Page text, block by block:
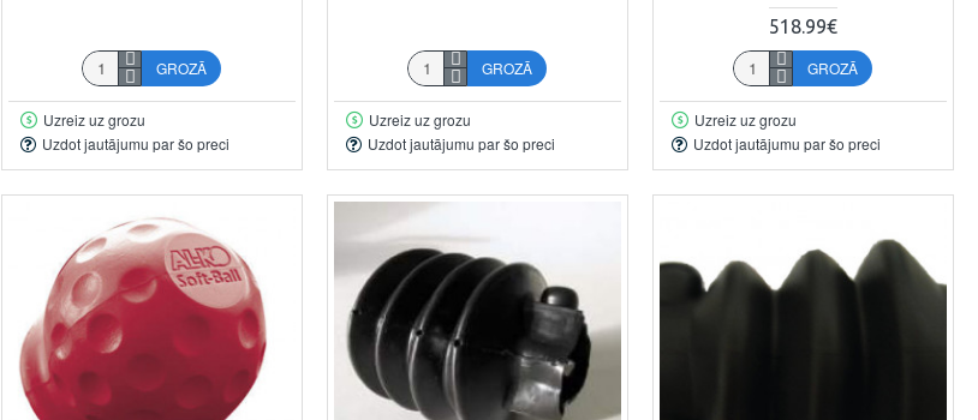
GROZĀ
Uzreiz uz grozu
Uzdot jautājumu par šo preci
GROZĀ
Uzreiz uz grozu
Uzdot jautājumu par šo preci
518.99€
GROZĀ
Uzreiz uz grozu
Uzdot jautājumu par šo preci